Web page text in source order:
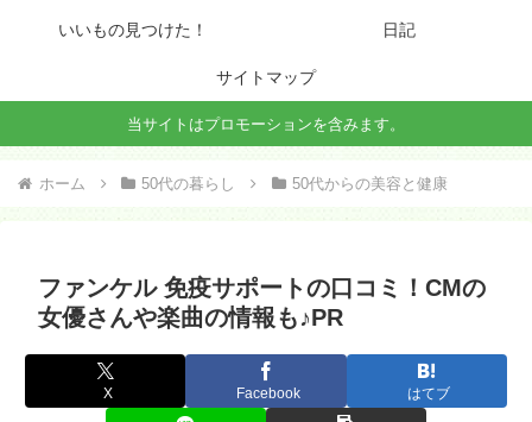
いいもの見つけた！ 日記
サイトマップ
当サイトはプロモーションを含みます。
ホーム 50代の暮らし 50代からの美容と健康
ファンケル 免疫サポートの口コミ！CMの
女優さんや楽曲の情報も♪PR
X Facebook はてブ